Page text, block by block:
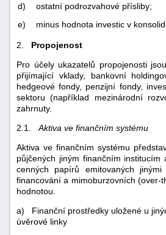
d)
ostatní podrozvahové přísliby;
e)
minus hodnota investic v
2. Propojenost
Pro účely ukazatelů propojenosti
přijímající vklady, bankovní
hedgeové fondy, penzijní fondy,
sektoru (například mezinárodní
zahrnuty.
2.1. Aktiva ve finančním systému
Aktiva ve finančním systému
půjčených jiným finančním
cenných papírů emitovaných
financování a mimoburzovních (over-
hodnotou.
a) Finanční prostředky uložené u
úvěrové linky